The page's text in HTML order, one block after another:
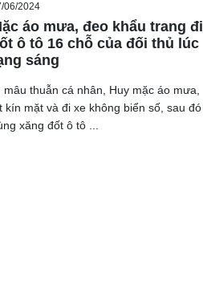
06/2024
áo mưa, đeo khẩu trang đi
ô tô 16 chỗ của đối thủ lúc
sáng
mâu thuẫn cá nhân, Huy mặc áo mưa,
kín mặt và đi xe không biển số, sau đó
xăng đốt ô tô ...